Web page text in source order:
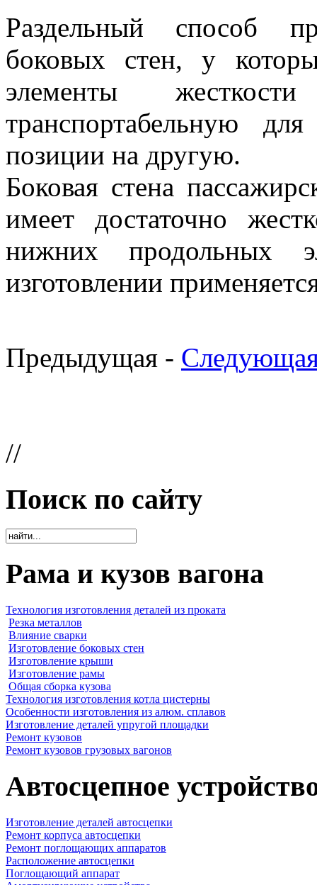
Раздельный способ
боковых стен, у
элементы
транспортабельную
позиции на другую.
Боковая стена
имеет достаточно
нижних продольных
изготовлении
Предыдущая -
//
Поиск по сайту
Рама и кузов вагона
Технология изготовления деталей из проката
Резка металлов
Влияние сварки
Изготовление боковых стен
Изготовление крыши
Изготовление рамы
Общая сборка кузова
Технология изготовления котла цистерны
Особенности изготовления из алюм. сплавов
Изготовление деталей упругой площадки
Ремонт кузовов
Ремонт кузовов грузовых вагонов
Автосцепное
Изготовление деталей автосцепки
Ремонт корпуса автосцепки
Ремонт поглощающих аппаратов
Расположение автосцепки
Поглощающий аппарат